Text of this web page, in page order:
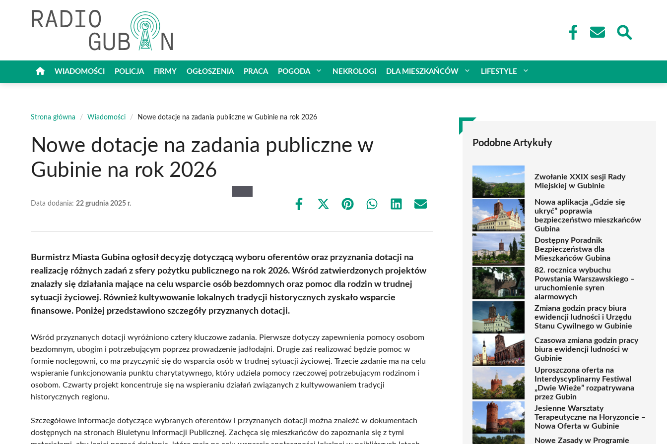
WIADOMOŚCI POLICJA FIRMY OGŁOSZENIA PRACA POGODA NEKROLOGI DLA MIESZKAŃCÓW LIFESTYLE
Strona główna / Wiadomości / Nowe dotacje na zadania publiczne w Gubinie na rok 2026
Nowe dotacje na zadania publiczne w
Gubinie na rok 2026
Data dodania: 22 grudnia 2025 r.
Share
Share
(Twitter)
Share Share Share Share
Burmistrz Miasta Gubina ogłosił decyzję dotyczącą wyboru oferentów oraz przyznania dotacji na
realizację różnych zadań z sfery pożytku publicznego na rok 2026. Wśród zatwierdzonych projektów
znalazły się działania mające na celu wsparcie osób bezdomnych oraz pomoc dla rodzin w trudnej
sytuacji życiowej. Również kultywowanie lokalnych tradycji historycznych zyskało wsparcie
finansowe. Poniżej przedstawiono szczegóły przyznanych dotacji.
Wśród przyznanych dotacji wyróżniono cztery kluczowe zadania. Pierwsze dotyczy zapewnienia pomocy osobom
bezdomnym, ubogim i potrzebującym poprzez prowadzenie jadłodajni. Drugie zaś realizować będzie pomoc w
formie noclegowni, co ma przyczynić się do wsparcia osób w trudnej sytuacji życiowej. Trzecie zadanie ma na celu
wspieranie funkcjonowania punktu charytatywnego, który udziela pomocy rzeczowej potrzebującym rodzinom i
osobom. Czwarty projekt koncentruje się na wspieraniu działań związanych z kultywowaniem tradycji
historycznych regionu.
Szczegółowe informacje dotyczące wybranych oferentów i przyznanych dotacji można znaleźć w dokumentach
dostępnych na stronach Biuletynu Informacji Publicznej. Zachęca się mieszkańców do zapoznania się z tymi
Podobne Artykuły
Zwołanie XXIX sesji Rady
Miejskiej w Gubinie
Nowa aplikacja „Gdzie się
ukryć” poprawia
bezpieczeństwo mieszkańców
Gubina
Dostępny Poradnik
Bezpieczeństwa dla
Mieszkańców Gubina
82. rocznica wybuchu
Powstania Warszawskiego –
uruchomienie syren
alarmowych
Zmiana godzin pracy biura
ewidencji ludności i Urzędu
Stanu Cywilnego w Gubinie
Czasowa zmiana godzin pracy
biura ewidencji ludności w
Gubinie
Uproszczona oferta na
Interdyscyplinarny Festiwal
„Dwie Wieże” rozpatrywana
przez Gubin
Jesienne Warsztaty
Terapeutyczne na Horyzoncie –
Nowa Oferta w Gubinie
Nowe Zasady w Programie